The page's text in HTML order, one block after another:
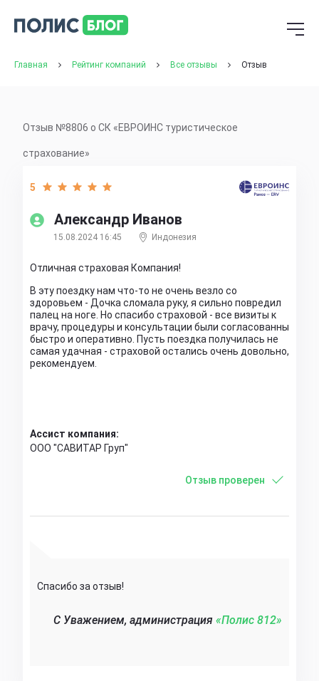
Главная Рейтинг компаний Все отзывы Отзыв
Отзыв №8806 о СК «ЕВРОИНС туристическое
страхование»
Александр Иванов
5
15.08.2024 16:45 Индонезия
Отличная страховая Компания!
В эту поездку нам что-то не очень везло со
здоровьем - Дочка сломала руку, я сильно повредил
палец на ноге. Но спасибо страховой - все визиты к
врачу, процедуры и консультации были согласованны
быстро и оперативно. Пусть поездка получилась не
самая удачная - страховой остались очень довольно,
рекомендуем.
Ассист компания:
ООО "САВИТАР Груп"
Отзыв проверен
Спасибо за отзыв!
C Уважением, администрация «Полис 812»‎